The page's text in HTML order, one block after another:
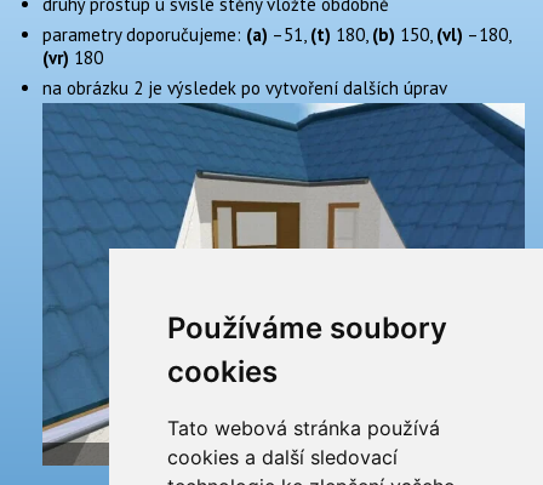
Používáme soubory
cookies
Tato webová stránka používá
cookies a další sledovací
parametry doporučujeme: (a) –51, (t) 180, (b) 150, (vl) –180,
(vr) 180
na obrázku 2 je výsledek po vytvoření dalších úprav